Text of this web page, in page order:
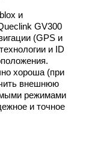
и
GV300
(GPS и
и ID
хороша (при
внешнюю
режимами
и точное